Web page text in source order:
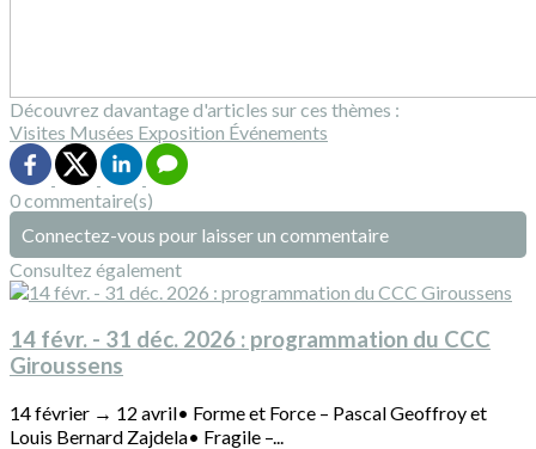
Découvrez davantage d'articles sur ces thèmes :
Visites Musées Exposition Événements
0 commentaire(s)
Connectez-vous pour laisser un commentaire
Consultez également
14 févr. - 31 déc. 2026 : programmation du CCC
Giroussens
14 février → 12 avril• Forme et Force – Pascal Geoffroy et
Louis Bernard Zajdela• Fragile –...